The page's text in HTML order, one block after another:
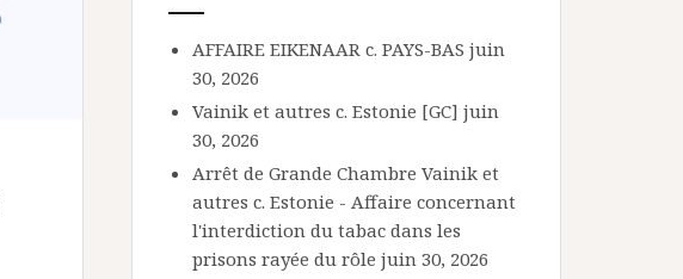
AFFAIRE EIKENAAR c. PAYS-BAS juin
30, 2026
Vainik et autres c. Estonie [GC] juin
30, 2026
Arrêt de Grande Chambre Vainik et
autres c. Estonie - Affaire concernant
l'interdiction du tabac dans les
prisons rayée du rôle juin 30, 2026